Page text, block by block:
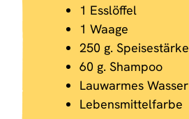
1 Esslöffel
1 Waage
250 g. Speisestärke
60 g. Shampoo
Lauwarmes Wasser
Lebensmittelfarbe